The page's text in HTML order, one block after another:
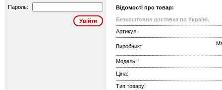
Пароль:
Відомості про товар:
Безкоштовна доставка по Україні.
Артикул:
Виробник:
Модель:
Ціна:
Тип товару: